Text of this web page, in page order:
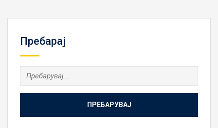
Пребарај
Пребарувај
за: